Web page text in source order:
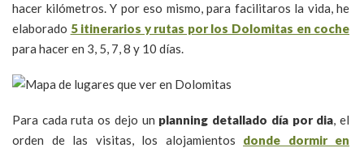
hacer kilómetros. Y por eso mismo, para facilitaros la vida, he
elaborado 5 itinerarios y rutas por los Dolomitas en coche
para hacer en 3, 5, 7, 8 y 10 días.
Para cada ruta os dejo un planning detallado día por dia, el
orden de las visitas, los alojamientos donde dormir en